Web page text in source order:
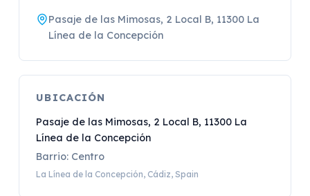
Pasaje de las Mimosas, 2 Local B, 11300 La
Línea de la Concepción
UBICACIÓN
Pasaje de las Mimosas, 2 Local B, 11300 La
Línea de la Concepción
Barrio: Centro
La Línea de la Concepción, Cádiz, Spain